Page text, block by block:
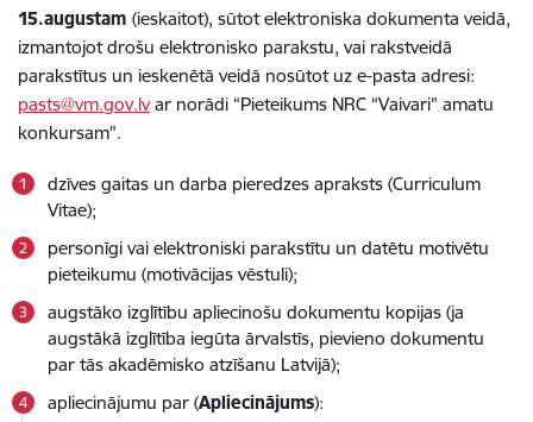
15.augustam (ieskaitot), sūtot elektroniska dokumenta veidā,
izmantojot drošu elektronisko parakstu, vai rakstveidā
parakstītus un ieskenētā veidā nosūtot uz e-pasta adresi:
pasts@vm.gov.lvar norādi “Pieteikums NRC “Vaivari” amatu
konkursam”.
dzīves gaitas un darba pieredzes apraksts (Curriculum
Vitae);
personīgi vai elektroniski parakstītu un datētu motivētu
pieteikumu (motivācijas vēstuli);
augstāko izglītību apliecinošu dokumentu kopijas (ja
augstākā izglītība iegūta ārvalstīs, pievieno dokumentu
par tās akadēmisko atzīšanu Latvijā);
apliecinājumu par (Apliecinājums):